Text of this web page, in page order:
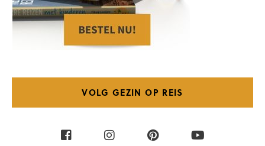
VOLG GEZIN OP REIS